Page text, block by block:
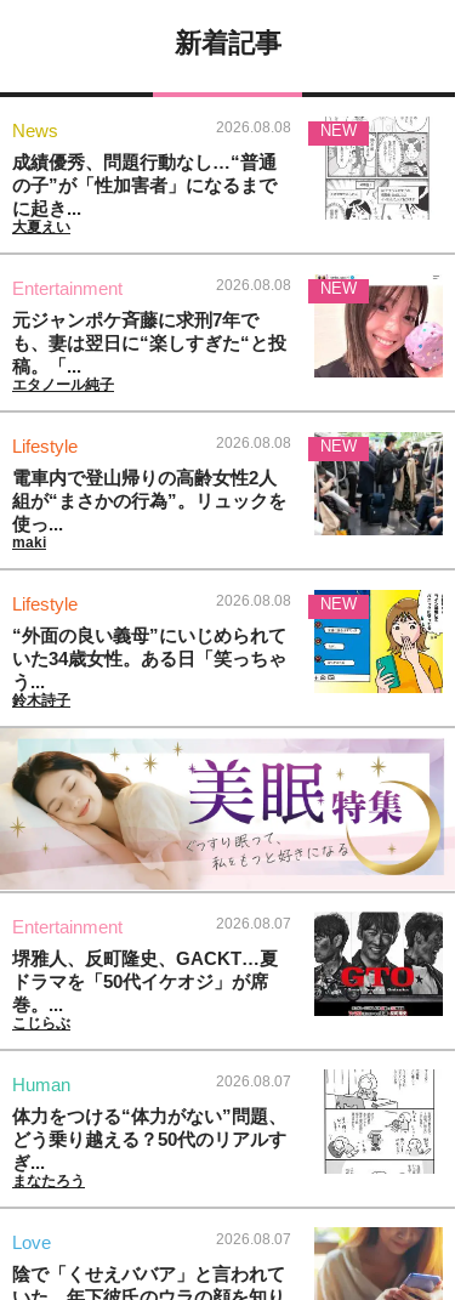
新着記事
News 2026.08.08
成績優秀、問題行動なし…“普通
の子”が「性加害者」になるまで
に起き...
大夏えい
NEW
Entertainment 2026.08.08
元ジャンポケ斉藤に求刑7年で
も、妻は翌日に“楽しすぎた“と投
稿。「...
エタノール純子
NEW
Lifestyle 2026.08.08
電車内で登山帰りの高齢女性2人
組が“まさかの行為”。リュックを
使っ...
maki
NEW
Lifestyle 2026.08.08
“外面の良い義母”にいじめられて
いた34歳女性。ある日「笑っちゃ
う...
鈴木詩子
NEW
Entertainment 2026.08.07
堺雅人、反町隆史、GACKT…夏
ドラマを「50代イケオジ」が席
巻。...
こじらぶ
Human 2026.08.07
体力をつける“体力がない”問題、
どう乗り越える？50代のリアルす
ぎ...
まなたろう
Love 2026.08.07
陰で「くせえババア」と言われて